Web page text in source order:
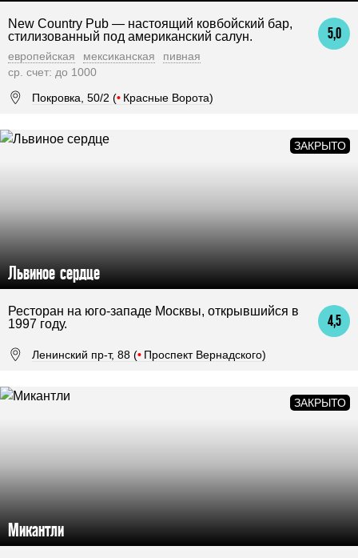
5,0
New Country Pub — настоящий ковбойский бар,
стилизованный под американский салун.
европейская мексиканская
пивная
ср. счет: до 1000
Покровка, 50/2 (• Красные Ворота)
Львиное сердце
4,5
Ресторан на юго-западе Москвы, открывшийся в
1997 году.
Ленинский пр-т, 88 (• Проспект Вернадского)
Микантли